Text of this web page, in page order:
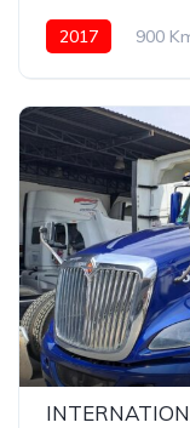
2017 900
Aire